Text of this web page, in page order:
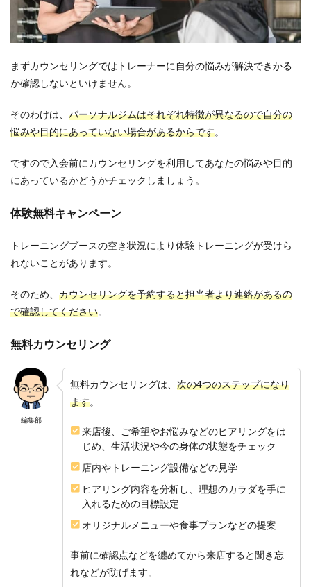
まずカウンセリングではトレーナーに自分の悩みが解決できかる
か確認しないといけません。
そのわけは、 パーソナルジムはそれぞれ特徴が異なるので自分の
悩みや目的にあっていない場合があるからです。
ですので入会前にカウンセリングを利用してあなたの悩みや目的
にあっているかどうかチェックしましょう。
体験無料キャンペーン
トレーニングブースの空き状況により体験トレーニングが受けら
れないことがあります。
そのため、 カウンセリングを予約すると担当者より連絡があるの
で確認してください。
無料カウンセリング
編集部
無料カウンセリングは、 次の4つのステップになり
ます。
来店後、ご希望やお悩みなどのヒアリングをは
じめ、生活状況や今の身体の状態をチェック
店内やトレーニング設備などの見学
ヒアリング内容を分析し、理想のカラダを手に
入れるための目標設定
オリジナルメニューや食事プランなどの提案
事前に確認点などを纏めてから来店すると聞き忘
れなどが防げます。